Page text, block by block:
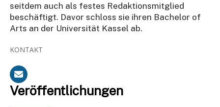
seitdem auch als festes Redaktionsmitglied
beschäftigt. Davor schloss sie ihren Bachelor of
Arts an der Universität Kassel ab.
KONTAKT
Veröffentlichungen